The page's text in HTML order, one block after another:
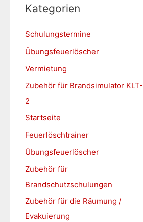
n
Kategorien
Schulungstermine
Übungsfeuerlöscher
Vermietung
Zubehör für Brandsimulator KLT-
2
Startseite
Feuerlöschtrainer
Übungsfeuerlöscher
Zubehör für
Brandschutzschulungen
Zubehör für die Räumung /
Evakuierung